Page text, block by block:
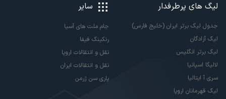
لیگ های پرطرفدار
جدول لیگ برتر ایران (خلیج فارس)
لیگ آزادگان
لیگ برتر انگلیس
لالیگا اسپانیا
سری آ ایتالیا
لیگ قهرمانان اروپا
سایر
جام ملت های آسیا
رنکینگ فیفا
نقل و انتقالات اروپا
نقل و انتقالات ایران
پاری سن ژرمن